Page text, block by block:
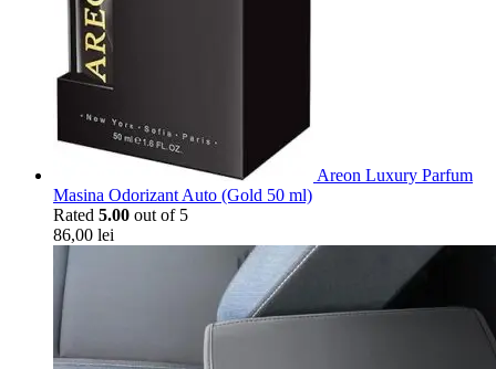
Areon Luxury Parfum
Masina Odorizant Auto (Gold 50 ml)
Rated 5.00 out of 5
86,00 lei